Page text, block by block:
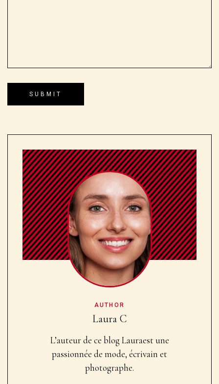
AUTHOR
Laura C
L’auteur de ce blog Lauraest une
passionnée de mode, écrivain et
photographe.